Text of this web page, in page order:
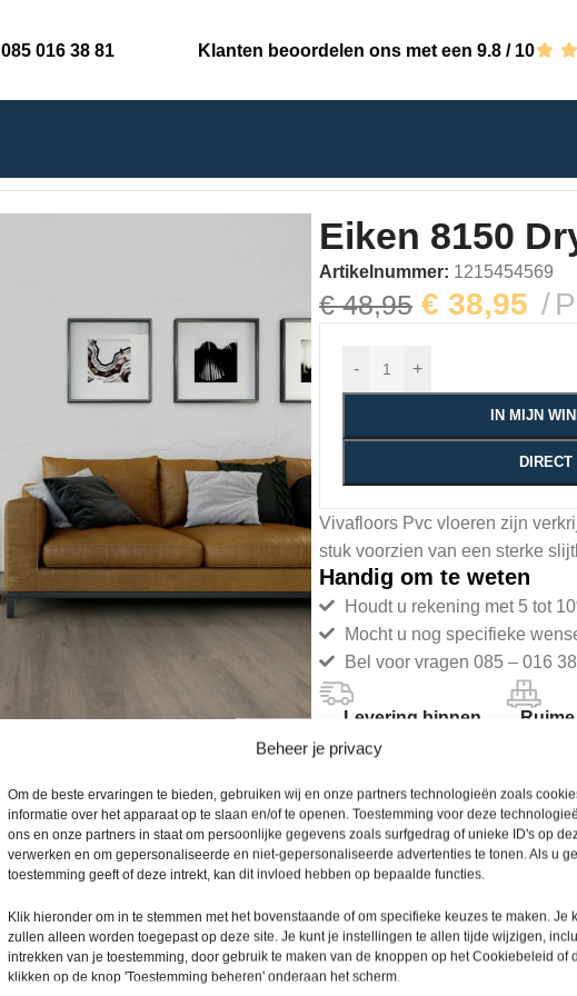
Beheer je privacy
Om de beste ervaringen te bieden, gebruiken wij en onze partners technologieën zoals
informatie over het apparaat op te slaan en/of te openen. Toestemming voor deze
ons en onze partners in staat om persoonlijke gegevens zoals surfgedrag of unieke ID's op
verwerken en om gepersonaliseerde en niet-gepersonaliseerde advertenties te tonen. Als u
toestemming geeft of deze intrekt, kan dit invloed hebben op bepaalde functies.
Klik hieronder om in te stemmen met het bovenstaande of om specifieke keuzes te maken. Je
zullen alleen worden toegepast op deze site. Je kunt je instellingen te allen tijde wijzigen,
intrekken van je toestemming, door gebruik te maken van de knoppen op het Cookiebeleid of
klikken op de knop 'Toestemming beheren' onderaan het scherm.
085 016 38 81 Klanten beoordelen ons met een 9.8 / 10
Eiken 8150
Artikelnummer: 1215454569
€48,95 € 38,95
- +
IN MIJN
DIRECT
Vivafloors Pvc vloeren zijn
stuk voorzien van een sterke
Handig om te weten
Houdt u rekening met 5 tot
Mocht u nog specifieke
Bel voor vragen 085 – 016
Levering binnen
Productomschrijving
De Vivafloors collectie geeft
De matte afwerking en de